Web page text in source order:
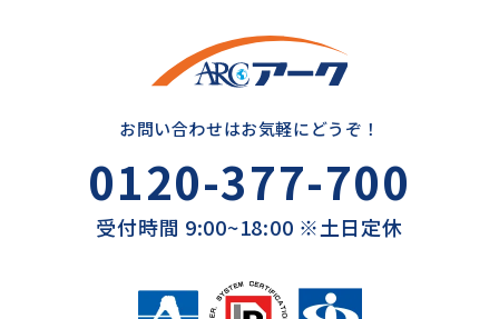
お問い合わせはお気軽にどうぞ！
0120-377-700
受付時間 9:00~18:00 ※土日定休